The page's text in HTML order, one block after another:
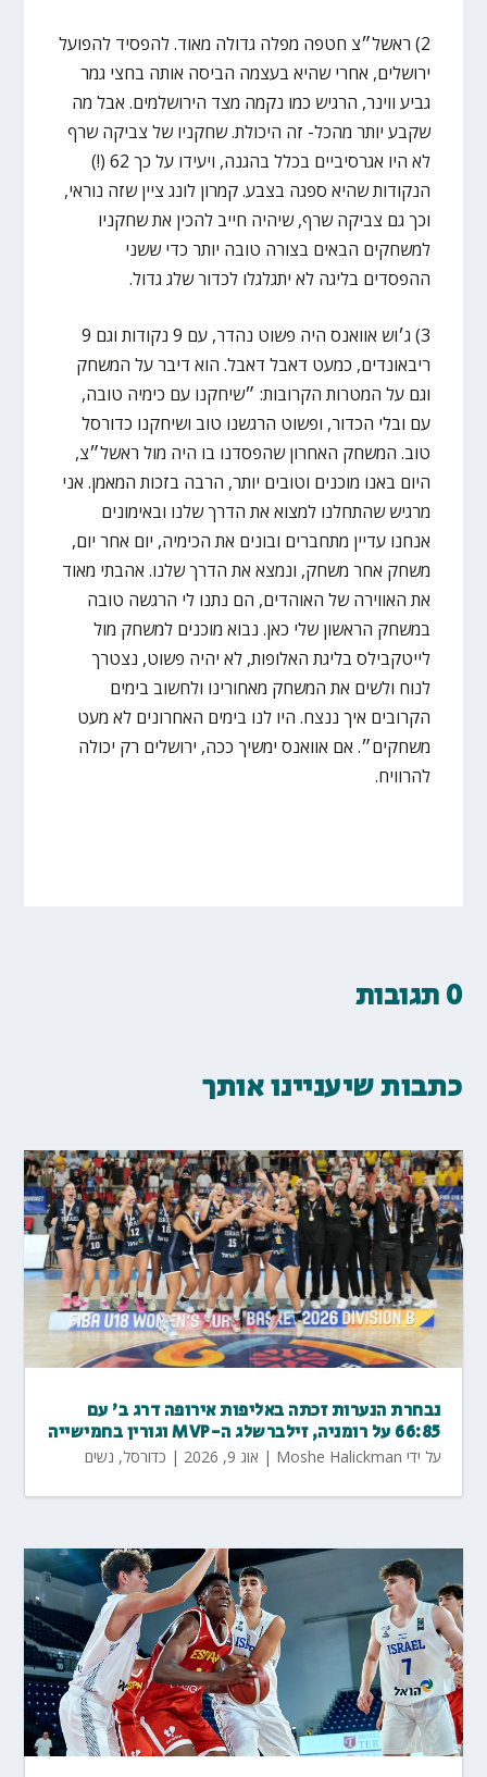
2) ראשל״צ חטפה מפלה גדולה מאוד. להפסיד להפועל
ירושלים, אחרי שהיא בעצמה הביסה אותה בחצי גמר
גביע ווינר, הרגיש כמו נקמה מצד הירושלמים. אבל מה
שקבע יותר מהכל- זה היכולת. שחקניו של צביקה שרף
לא היו אגרסיביים בכלל בהגנה, ויעידו על כך 62 (!)
הנקודות שהיא ספגה בצבע. קמרון לונג ציין שזה נוראי,
וכך גם צביקה שרף, שיהיה חייב להכין את שחקניו
למשחקים הבאים בצורה טובה יותר כדי ששני
ההפסדים בליגה לא יתגלגלו לכדור שלג גדול.
3) ג׳וש אוואנס היה פשוט נהדר, עם 9 נקודות וגם 9
ריבאונדים, כמעט דאבל דאבל. הוא דיבר על המשחק
וגם על המטרות הקרובות: ״שיחקנו עם כימיה טובה,
עם ובלי הכדור, ופשוט הרגשנו טוב ושיחקנו כדורסל
טוב. המשחק האחרון שהפסדנו בו היה מול ראשל״צ,
היום באנו מוכנים וטובים יותר, הרבה בזכות המאמן. אני
מרגיש שהתחלנו למצוא את הדרך שלנו ובאימונים
אנחנו עדיין מתחברים ובונים את הכימיה, יום אחר יום,
משחק אחר משחק, ונמצא את הדרך שלנו. אהבתי מאוד
את האווירה של האוהדים, הם נתנו לי הרגשה טובה
במשחק הראשון שלי כאן. נבוא מוכנים למשחק מול
לייטקבילס בליגת האלופות, לא יהיה פשוט, נצטרך
לנוח ולשים את המשחק מאחורינו ולחשוב בימים
הקרובים איך ננצח. היו לנו בימים האחרונים לא מעט
משחקים״. אם אוואנס ימשיך ככה, ירושלים רק יכולה
להרוויח.
0 תגובות
כתבות שיעניינו אותך
נבחרת הנערות זכתה באליפות אירופה דרג ב' עם
66:85 על רומניה, זילברשלג ה-MVP וגורין בחמישייה
על ידי Moshe Halickman
| אוג 9, 2026 | כדורסל, נשים